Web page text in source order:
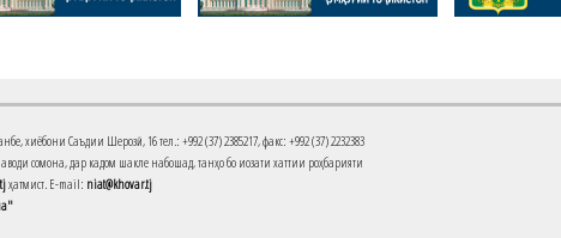
хиёбони Саъдии Шерозӣ, 16 тел.: +992 (37) 2385217, факс: +992 (37) 2232383
сомона, дар кадом шакле набошад, танҳо бо иҷозати хаттии роҳбарияти
ҳатмист. E-mail: niat@khovar.tj